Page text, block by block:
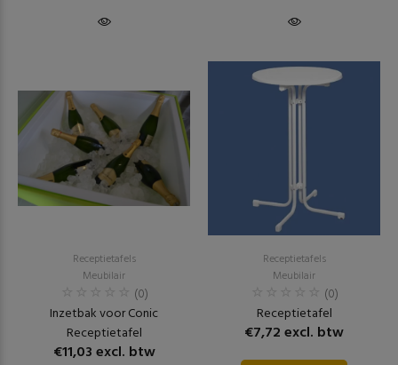
Receptietafels
Meubilair
(0)
Inzetbak voor Conic
Receptietafel
€11,03 excl. btw
Receptietafels
Meubilair
(0)
Receptietafel
€7,72 excl. btw